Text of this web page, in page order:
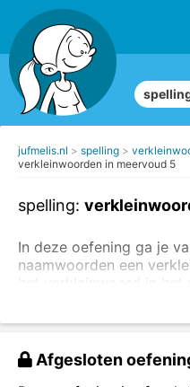
jufmelis.nl spelling
verkleinwoorden in meervoud 5
spelling:
In deze oefening ga je
naamwoorden een
het huisje
een woord in het
Afgesloten